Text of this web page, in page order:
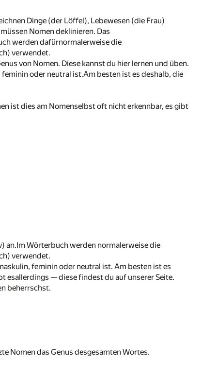
Dinge (der Löffel), Lebewesen (die Frau)
Nomen deklinieren. Das
werden dafürnormalerweise die
verwendet.
von Nomen. Diese kannst du hier lernen und üben.
oder neutral ist.Am besten ist es deshalb, die
ist dies am Nomenselbst oft nicht erkennbar, es gibt
an.Im Wörterbuch werden normalerweise die
verwendet.
feminin oder neutral ist. Am besten ist es
esallerdings — diese findest du auf unserer Seite.
beherrschst.
Nomen das Genus desgesamten Wortes.